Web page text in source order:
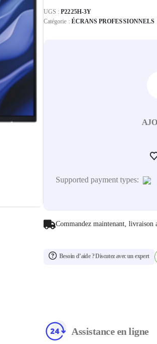
UGS :P2225H-3Y
Catégorie : ÉCRANS PROFESSIONNELS
Supported payment types:
Commandez maintenant, livraison
Besoin d’aide ? Discutez avec un expert
Assistance en ligne